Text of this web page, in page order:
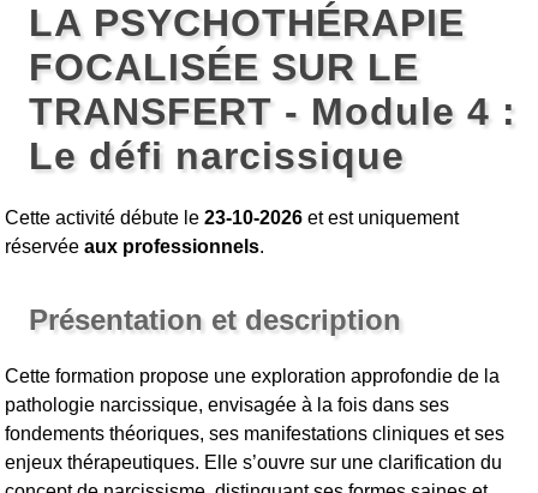
LA PSYCHOTHÉRAPIE
FOCALISÉE SUR LE
TRANSFERT - Module 4 :
Le défi narcissique
Cette activité débute le23-10-2026 et est uniquement
réservéeaux professionnels.
Présentation et description
Cette formation propose une exploration approfondie de la
pathologie narcissique, envisagée à la fois dans ses
fondements théoriques, ses manifestations cliniques et ses
enjeux thérapeutiques. Elle s’ouvre sur une clarification du